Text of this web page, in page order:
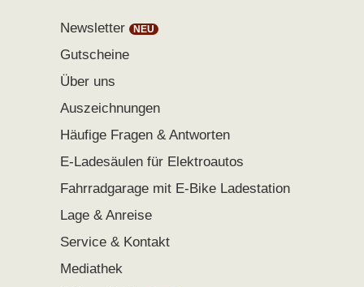
Newsletter
Gutscheine
Über uns
Auszeichnungen
Häufige Fragen & Antworten
E-Ladesäulen für Elektroautos
Fahrradgarage mit E-Bike Ladestation
Lage & Anreise
Service & Kontakt
Mediathek